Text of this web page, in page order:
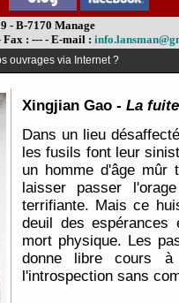
- B-7170 Manage
Fax : --- - E-mail :
ouvrages via Internet ?
Xingjian Gao - La fuite
Dans un lieu
les fusils font leur
un homme d'âge mûr
laisser passer
terrifiante. Mais ce
deuil des
mort physique. Les
donne libre cours
l'introspection sans